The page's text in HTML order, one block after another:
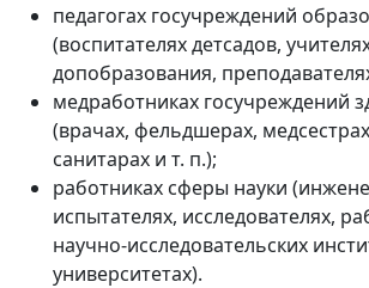
педагогах госучреждений
(воспитателях детсадов,
допобразования,
медработниках госучреждений
(врачах, фельдшерах,
санитарах и т. п.);
работниках сферы науки
испытателях, исследователях,
научно-исследовательских
университетах).